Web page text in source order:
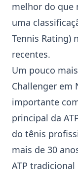
melhor do que
uma
Tennis Rating)
recentes.
Um pouco
Challenger em
importante
principal da
do tênis
mais de 30
ATP tradicional